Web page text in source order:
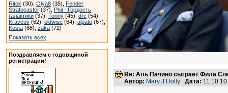
Ritok (30), Olya8 (35), Fender
Stratocaster (37), Phil - Гордость
галактики (37), Tonny (45), drc (54),
Kravcov (62), oldwise (64), alpato (67),
Kosta (68), zaka (72)
Показать всех
Поздравляем с годовщиной
регистрации!
Re: Аль Пачино сыграет Фила
Автор: Mary J Holly Дата: